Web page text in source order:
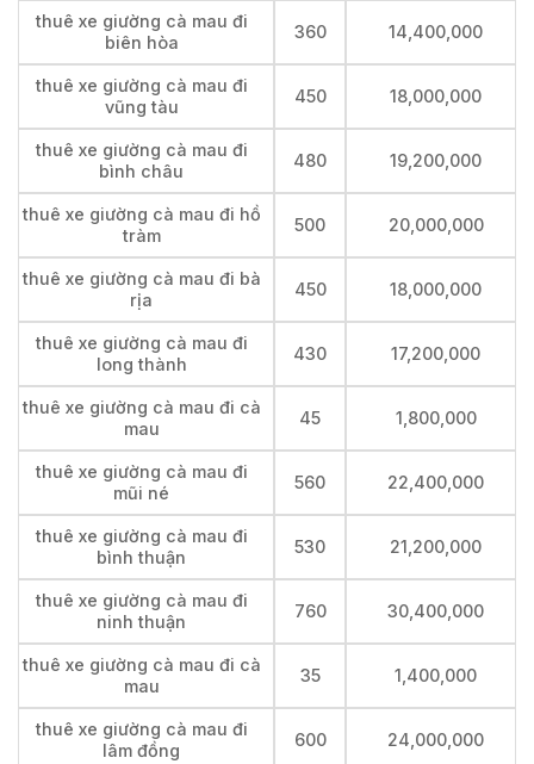
thuê xe giường cà mau đi
biên hòa
360 14,400,000
thuê xe giường cà mau đi
vũng tàu
450 18,000,000
thuê xe giường cà mau đi
bình châu
480 19,200,000
thuê xe giường cà mau đi hồ
tràm
500 20,000,000
thuê xe giường cà mau đi bà
rịa
450 18,000,000
thuê xe giường cà mau đi
long thành
430 17,200,000
thuê xe giường cà mau đi cà
mau
45 1,800,000
thuê xe giường cà mau đi
mũi né
560 22,400,000
thuê xe giường cà mau đi
bình thuận
530 21,200,000
thuê xe giường cà mau đi
ninh thuận
760 30,400,000
thuê xe giường cà mau đi cà
mau
35 1,400,000
thuê xe giường cà mau đi
lâm đồng
600 24,000,000